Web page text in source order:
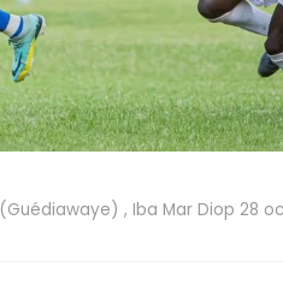
, Iba Mar Diop 28